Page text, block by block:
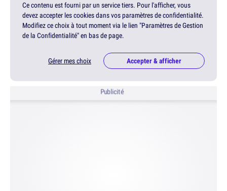
Ce contenu est fourni par un service tiers. Pour l'afficher, vous
devez accepter les cookies dans vos paramètres de confidentialité.
Modifiez ce choix à tout moment via le lien "Paramètres de Gestion
de la Confidentialité" en bas de page.
Gérer mes choix Accepter & afficher
Publicité